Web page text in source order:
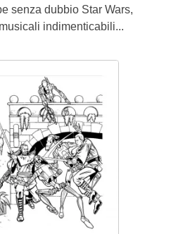
senza dubbio Star Wars,
indimenticabili...